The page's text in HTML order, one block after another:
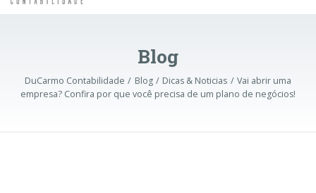
Blog
DuCarmo Contabilidade Blog Dicas & Noticias
Vai abrir uma
empresa? Confira por que você precisa de um plano de negócios!